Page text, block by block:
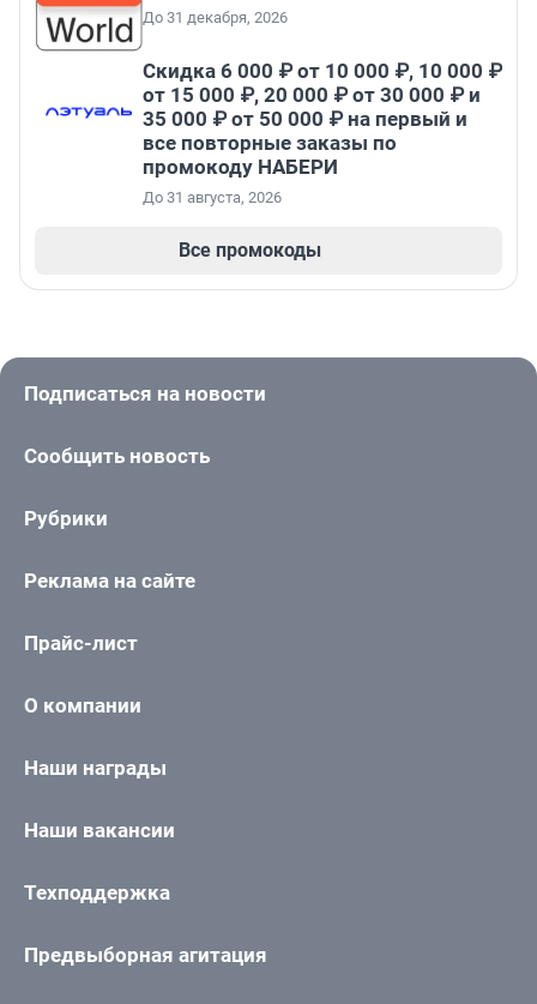
До 31 декабря, 2026
Скидка 6 000 ₽ от 10 000 ₽, 10 000 ₽
от 15 000 ₽, 20 000 ₽ от 30 000 ₽ и
35 000 ₽ от 50 000 ₽ на первый и
все повторные заказы по
промокоду НАБЕРИ
До 31 августа, 2026
Все промокоды
Подписаться на новости
Сообщить новость
Рубрики
Реклама на сайте
Прайс-лист
О компании
Наши награды
Наши вакансии
Техподдержка
Предвыборная агитация